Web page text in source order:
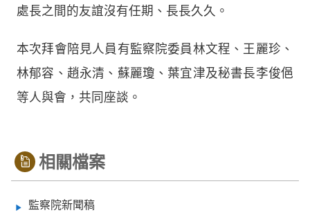
處長之間的友誼沒有任期、長長久久。
本次拜會陪見人員有監察院委員林文程、王麗珍、
林郁容、趙永清、蘇麗瓊、葉宜津及秘書長李俊俋
等人與會，共同座談。
相關檔案
監察院新聞稿